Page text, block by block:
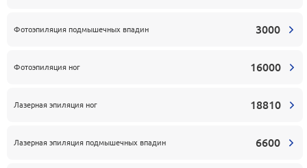
Фотоэпиляция подмышечных впадин 3000
Фотоэпиляция ног 16000
Лазерная эпиляция ног 18810
Лазерная эпиляция подмышечных впадин 6600